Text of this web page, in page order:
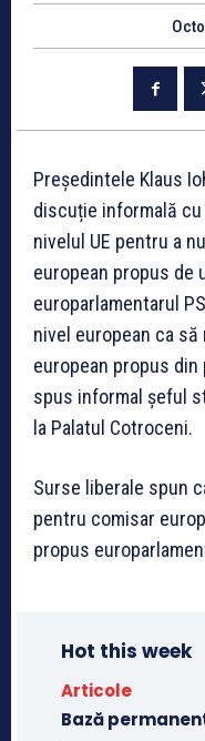
Președintele Klaus
discuție informală
nivelul UE pentru a
european propus de
europarlamentarul
nivel european ca
european propus din
spus informal șeful
la Palatul Cotroceni.
Surse liberale spun
pentru comisar
propus
Hot this week
Articole
Bază